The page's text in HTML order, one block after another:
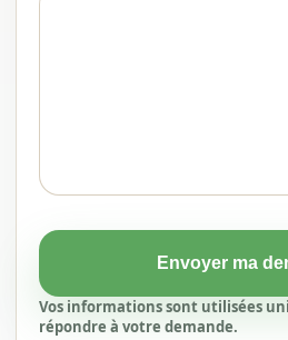
Envoyer ma
Vos informations sont utilisées
répondre à votre demande.